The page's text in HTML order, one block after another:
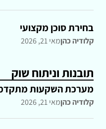
בחירת סוכן מקצועי
קלודיה כהןמאי 21, 2026
תובנות וניתוח שוק
מערכת השקעות מתקדמת
קלודיה כהןמאי 21, 2026